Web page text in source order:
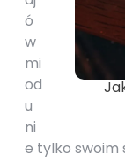
ó
w
mi
od
u
ni
e tylko swoim